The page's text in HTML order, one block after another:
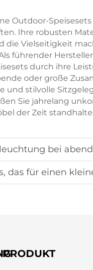
Outdoor-
Ihre robusten
die Vielseitigkeit
führender
durch ihre
oder große
und stilvolle
Sie jahrelang
der Zeit
Gemüsegarten im
PRODUKT